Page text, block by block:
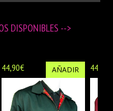
DISPONIBLES -->
44,90€ AÑADIR 44,90€